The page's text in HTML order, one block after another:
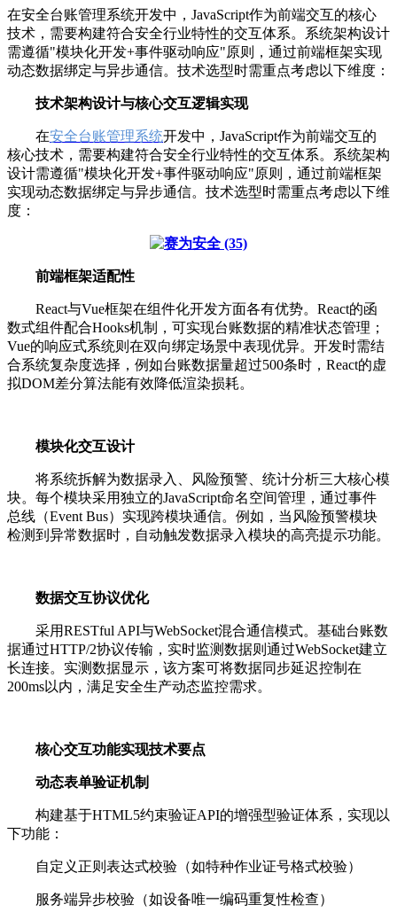
在安全台账管理系统开发中，JavaScript作为前端交互的核心
技术，需要构建符合安全行业特性的交互体系。系统架构设计
需遵循"模块化开发+事件驱动响应"原则，通过前端框架实现
动态数据绑定与异步通信。技术选型时需重点考虑以下维度：
技术架构设计与核心交互逻辑实现
在安全台账管理系统开发中，JavaScript作为前端交互的
核心技术，需要构建符合安全行业特性的交互体系。系统架构
设计需遵循"模块化开发+事件驱动响应"原则，通过前端框架
实现动态数据绑定与异步通信。技术选型时需重点考虑以下维
度：
前端框架适配性
React与Vue框架在组件化开发方面各有优势。React的函
数式组件配合Hooks机制，可实现台账数据的精准状态管理；
Vue的响应式系统则在双向绑定场景中表现优异。开发时需结
合系统复杂度选择，例如台账数据量超过500条时，React的虚
拟DOM差分算法能有效降低渲染损耗。
模块化交互设计
将系统拆解为数据录入、风险预警、统计分析三大核心模
块。每个模块采用独立的JavaScript命名空间管理，通过事件
总线（Event Bus）实现跨模块通信。例如，当风险预警模块
检测到异常数据时，自动触发数据录入模块的高亮提示功能。
数据交互协议优化
采用RESTful API与WebSocket混合通信模式。基础台账数
据通过HTTP/2协议传输，实时监测数据则通过WebSocket建立
长连接。实测数据显示，该方案可将数据同步延迟控制在
200ms以内，满足安全生产动态监控需求。
核心交互功能实现技术要点
动态表单验证机制
构建基于HTML5约束验证API的增强型验证体系，实现以
下功能：
自定义正则表达式校验（如特种作业证号格式校验）
服务端异步校验（如设备唯一编码重复性检查）